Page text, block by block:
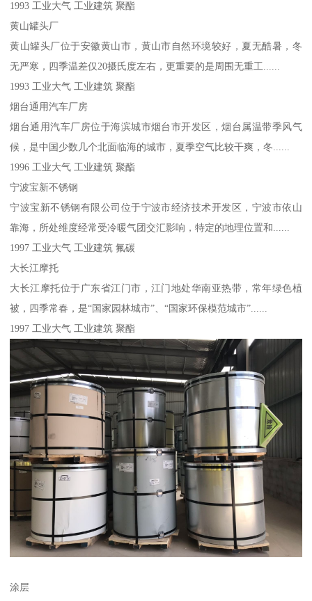
1993 工业大气 工业建筑 聚酯
黄山罐头厂
黄山罐头厂位于安徽黄山市，黄山市自然环境较好，夏无酷暑，冬
无严寒，四季温差仅20摄氏度左右，更重要的是周围无重工......
1993 工业大气 工业建筑 聚酯
烟台通用汽车厂房
烟台通用汽车厂房位于海滨城市烟台市开发区，烟台属温带季风气
候，是中国少数几个北面临海的城市，夏季空气比较干爽，冬......
1996 工业大气 工业建筑 聚酯
宁波宝新不锈钢
宁波宝新不锈钢有限公司位于宁波市经济技术开发区，宁波市依山
靠海，所处维度经常受冷暖气团交汇影响，特定的地理位置和......
1997 工业大气 工业建筑 氟碳
大长江摩托
大长江摩托位于广东省江门市，江门地处华南亚热带，常年绿色植
被，四季常春，是“国家园林城市”、“国家环保模范城市”......
1997 工业大气 工业建筑 聚酯
涂层